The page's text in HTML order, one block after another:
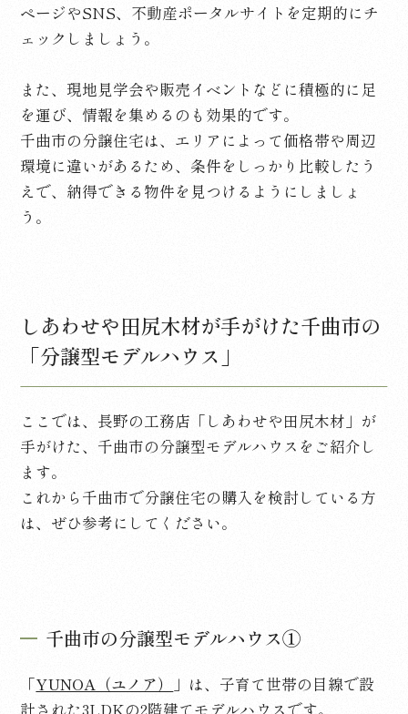
ページやSNS、不動産ポータルサイトを定期的にチ
ェックしましょう。
また、現地見学会や販売イベントなどに積極的に足
を運び、情報を集めるのも効果的です。
千曲市の分譲住宅は、エリアによって価格帯や周辺
環境に違いがあるため、条件をしっかり比較したう
えで、納得できる物件を見つけるようにしましょ
う。
しあわせや田尻木材が手がけた千曲市の
「分譲型モデルハウス」
ここでは、長野の工務店「しあわせや田尻木材」が
手がけた、千曲市の分譲型モデルハウスをご紹介し
ます。
これから千曲市で分譲住宅の購入を検討している方
は、ぜひ参考にしてください。
千曲市の分譲型モデルハウス①
「YUNOA（ユノア）
」は、子育て世帯の目線で設
計された3LDKの2階建てモデルハウスです。